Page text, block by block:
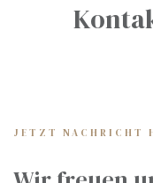
JETZT NACHRICHT